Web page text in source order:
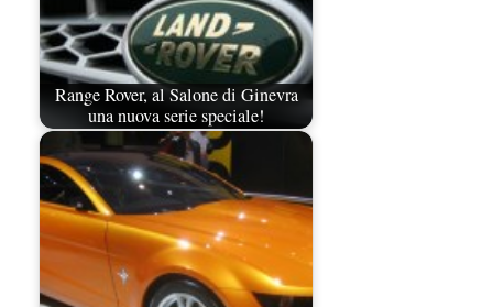
Range Rover, al Salone di Ginevra
una nuova serie speciale!